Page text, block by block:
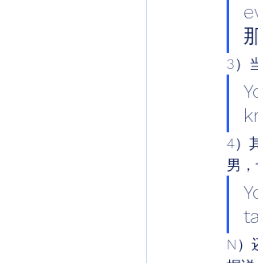
3）
4）
男
N）